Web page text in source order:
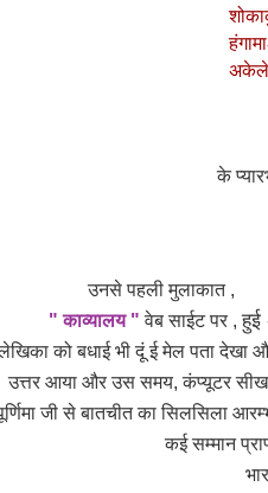
के
उनसे पहली मुलाकात ,
" काव्यालय "वेब साईट पर ,हुई
को बधाई भी दूं ई मेल पता देखा
उत्तर आया और उस समय, कंप्यूटर
जी से बातचीत का सिलसिला
कई सम्मान